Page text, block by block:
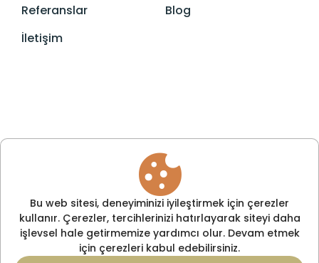
Referanslar
Blog
İletişim
Bu web sitesi, deneyiminizi iyileştirmek için çerezler
kullanır. Çerezler, tercihlerinizi hatırlayarak siteyi daha
işlevsel hale getirmemize yardımcı olur. Devam etmek
için çerezleri kabul edebilirsiniz.